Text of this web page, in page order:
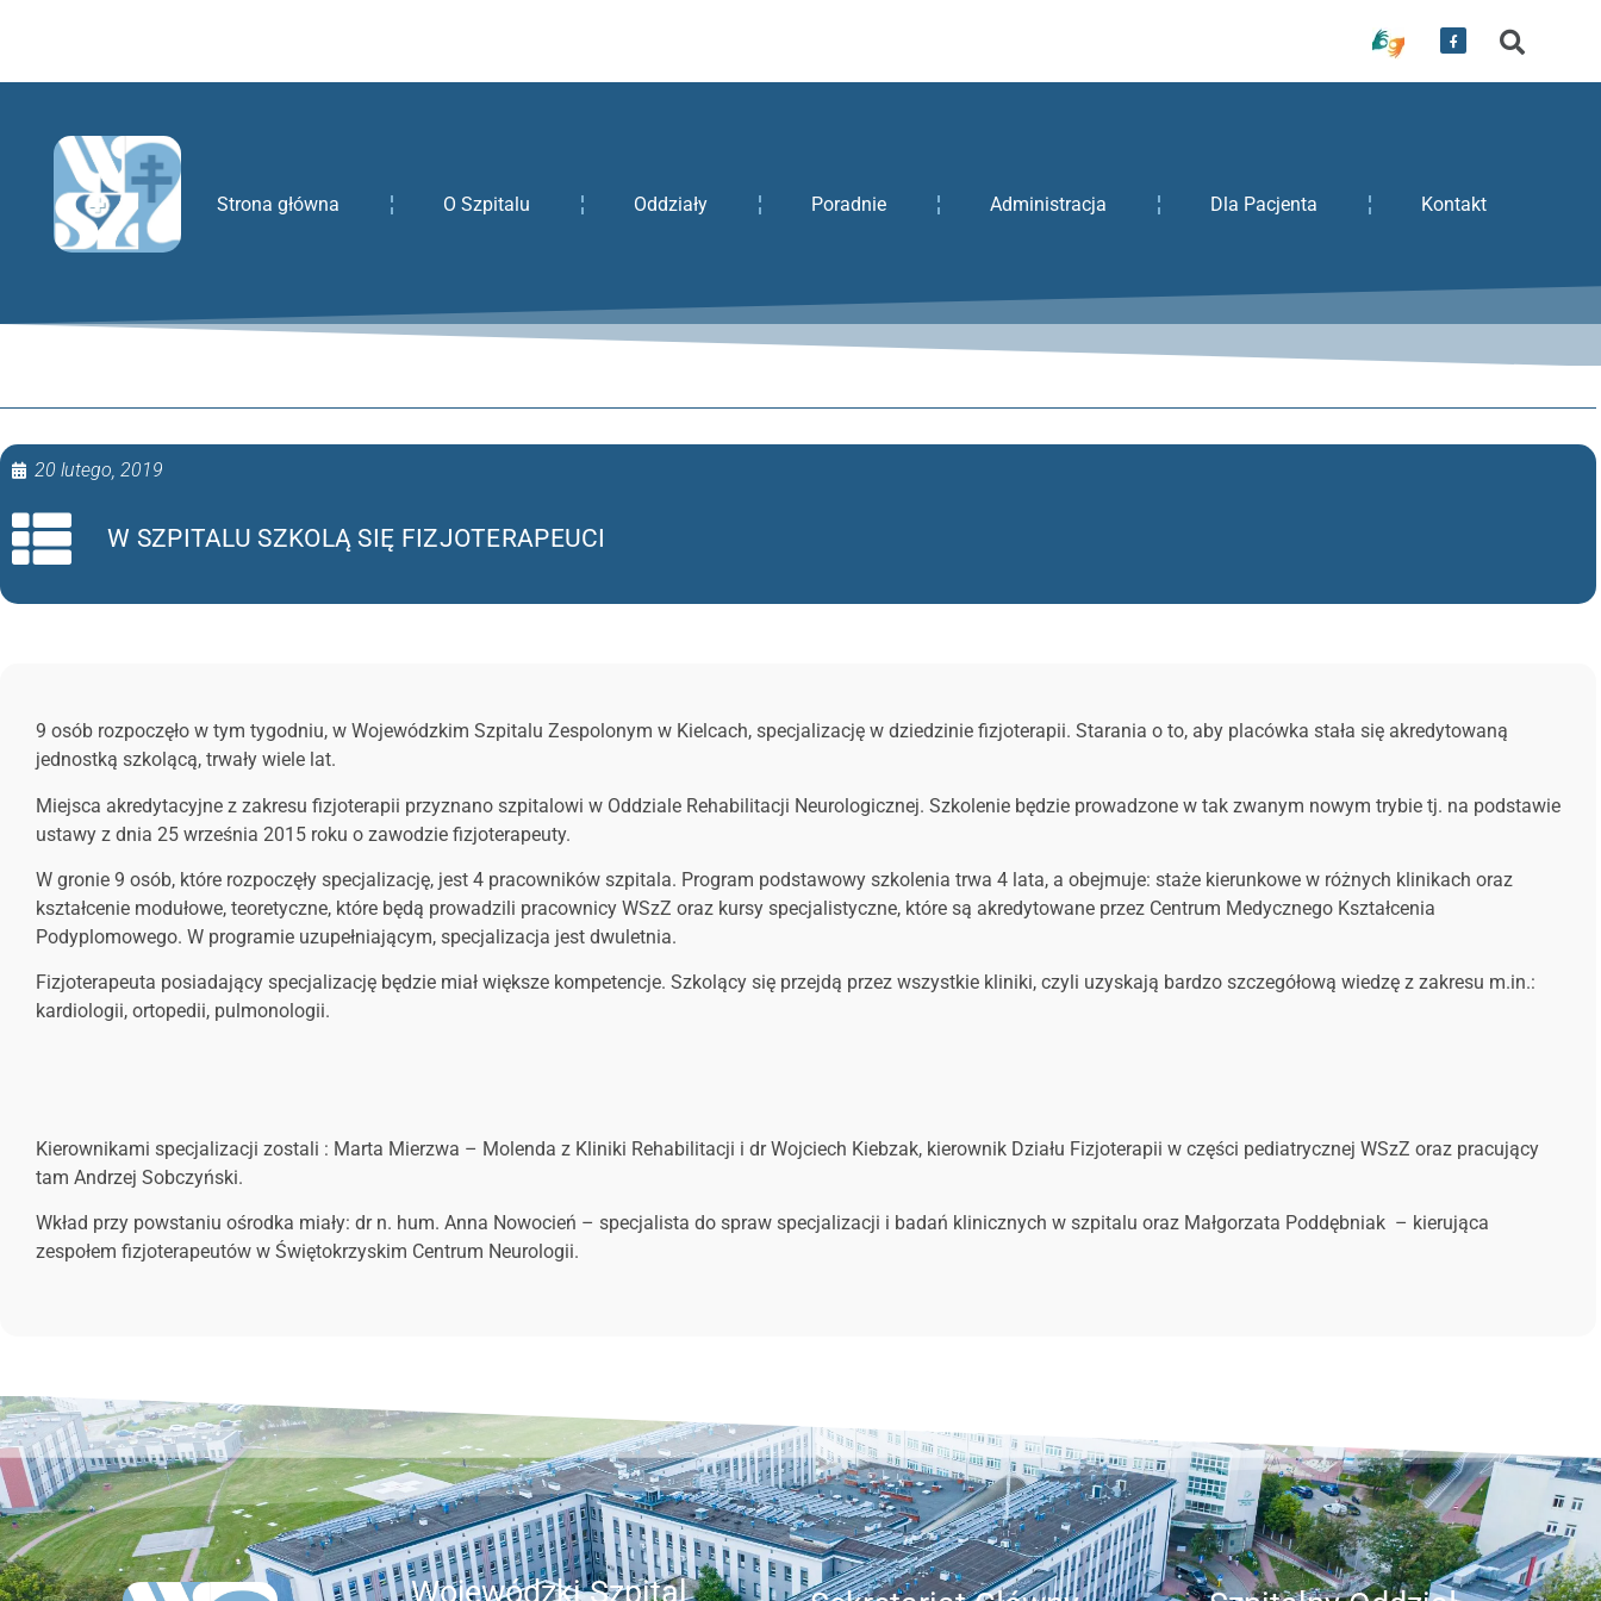
Strona główna O Szpitalu Oddziały Poradnie Administracja Dla Pacjenta Kontakt
20 lutego, 2019
W SZPITALU SZKOLĄ SIĘ FIZJOTERAPEUCI
9 osób rozpoczęło w tym tygodniu, w Wojewódzkim Szpitalu Zespolonym w Kielcach, specjalizację w dziedzinie fizjoterapii. Starania o to, aby placówka stała się akredytowaną
jednostką szkolącą, trwały wiele lat.
Miejsca akredytacyjne z zakresu fizjoterapii przyznano szpitalowi w Oddziale Rehabilitacji Neurologicznej. Szkolenie będzie prowadzone w tak zwanym nowym trybie tj. na podstawie
ustawy z dnia 25 września 2015 roku o zawodzie fizjoterapeuty.
W gronie 9 osób, które rozpoczęły specjalizację, jest 4 pracowników szpitala. Program podstawowy szkolenia trwa 4 lata, a obejmuje: staże kierunkowe w różnych klinikach oraz
kształcenie modułowe, teoretyczne, które będą prowadzili pracownicy WSzZ oraz kursy specjalistyczne, które są akredytowane przez Centrum Medycznego Kształcenia
Podyplomowego. W programie uzupełniającym, specjalizacja jest dwuletnia.
Fizjoterapeuta posiadający specjalizację będzie miał większe kompetencje. Szkolący się przejdą przez wszystkie kliniki, czyli uzyskają bardzo szczegółową wiedzę z zakresu m.in.:
kardiologii, ortopedii, pulmonologii.
Kierownikami specjalizacji zostali : Marta Mierzwa – Molenda z Kliniki Rehabilitacji i dr Wojciech Kiebzak, kierownik Działu Fizjoterapii w części pediatrycznej WSzZ oraz pracujący
tam Andrzej Sobczyński.
Wkład przy powstaniu ośrodka miały: dr n. hum. Anna Nowocień – specjalista do spraw specjalizacji i badań klinicznych w szpitalu oraz Małgorzata Poddębniak – kierująca
zespołem fizjoterapeutów w Świętokrzyskim Centrum Neurologii.
Wojewódzki Szpital